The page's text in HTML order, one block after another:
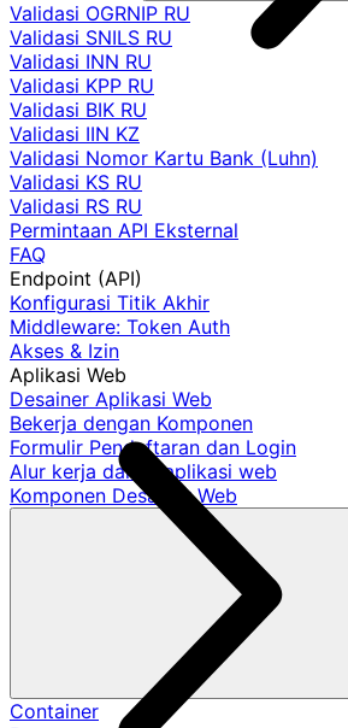
Validasi OGRNIP RU
Validasi SNILS RU
Validasi INN RU
Validasi KPP RU
Validasi BIK RU
Validasi IIN KZ
Validasi Nomor Kartu Bank (Luhn)
Validasi KS RU
Validasi RS RU
Permintaan API Eksternal
FAQ
Endpoint (API)
Konfigurasi Titik Akhir
Middleware: Token Auth
Akses & Izin
Aplikasi Web
Desainer Aplikasi Web
Bekerja dengan Komponen
Formulir Pendaftaran dan Login
Alur kerja dalam aplikasi web
Komponen Desainer Web
Container